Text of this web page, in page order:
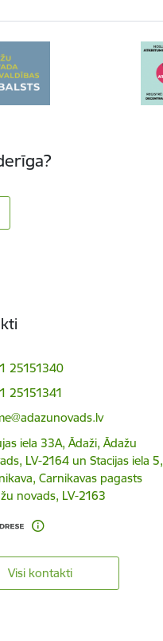
25151340
25151341
iela 33A, Ādaži, Ādažu
LV-2164 un Stacijas iela 5,
Carnikavas pagasts
novads, LV-2163
Visi kontakti